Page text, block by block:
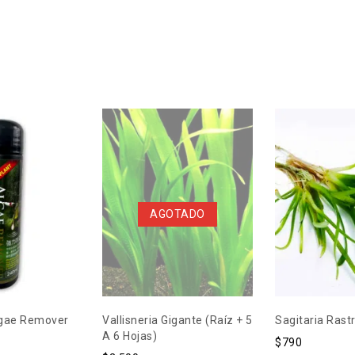
Remover
AGOTADO
Vallisneria Gigante (raíz + 5
A 6 Hojas)
Sagitaria
$790